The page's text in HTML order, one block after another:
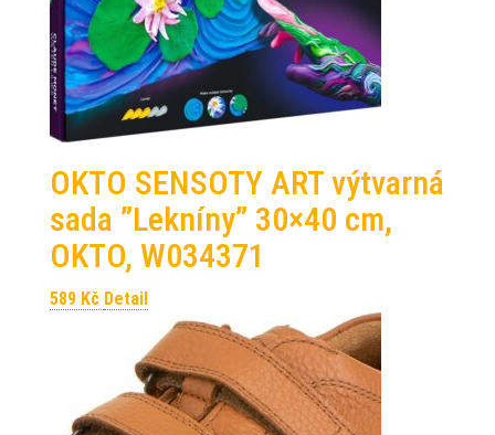
OKTO SENSOTY ART výtvarná
sada ”Lekníny” 30×40 cm,
OKTO, W034371
589 Kč Detail